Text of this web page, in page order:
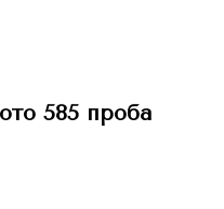
585 проба